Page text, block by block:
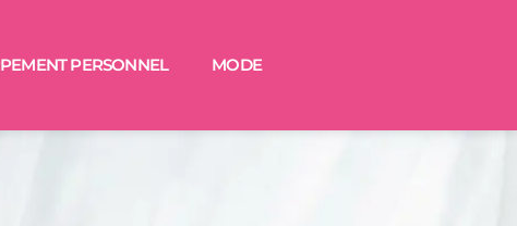
PERSONNEL MODE